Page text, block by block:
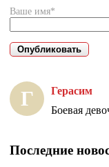
Ваше имя*
Г Герасим
Боевая
Последние